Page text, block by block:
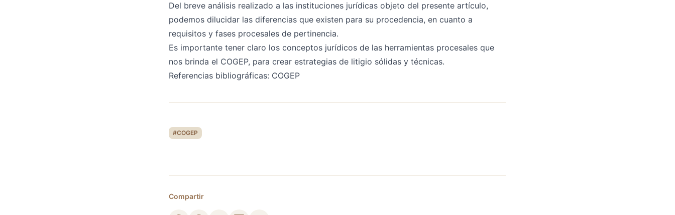
Del breve análisis realizado a las instituciones jurídicas objeto del presente artículo,
podemos dilucidar las diferencias que existen para su procedencia, en cuanto a
requisitos y fases procesales de pertinencia.
Es importante tener claro los conceptos jurídicos de las herramientas procesales que
nos brinda el COGEP, para crear estrategias de litigio sólidas y técnicas.
Referencias bibliográficas: COGEP
#COGEP
Compartir